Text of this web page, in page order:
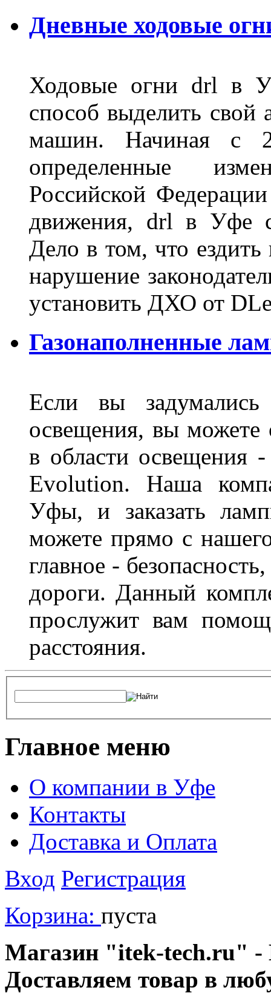
Дневные ходовые
Ходовые огни drl в
способ выделить свой
машин. Начиная с
определенные
Российской
движения, drl в Уфе
Дело в том, что
нарушение
установить ДХО от
Газонаполненные
Если вы задумались
освещения, вы можете
в области освещения
Evolution. Наша
Уфы, и заказать
можете прямо с
главное -
дороги. Данный
прослужит вам
расстояния.
Главное меню
О компании в Уфе
Контакты
Доставка и Оплата
Вход Регистрация
Корзина: пуста
Магазин "itek-tech.ru" -
Доставляем товар в